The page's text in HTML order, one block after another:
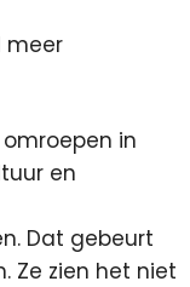
meer
in
en
Dat gebeurt
Ze zien het niet